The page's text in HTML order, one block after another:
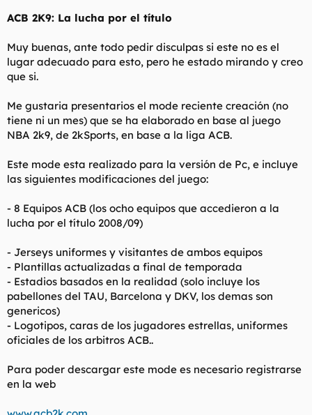
e
a
ACB 2K9: La lucha por el título
Muy buenas, ante todo pedir disculpas si este no es el
lugar adecuado para esto, pero he estado mirando y creo
que si.
Me gustaria presentarios el mode reciente creación (no
tiene ni un mes) que se ha elaborado en base al juego
NBA 2k9, de 2kSports, en base a la liga ACB.
Este mode esta realizado para la versión de Pc, e incluye
las siguientes modificaciones del juego:
- 8 Equipos ACB (los ocho equipos que accedieron a la
lucha por el título 2008/09)
- Jerseys uniformes y visitantes de ambos equipos
- Plantillas actualizadas a final de temporada
- Estadios basados en la realidad (solo incluye los
pabellones del TAU, Barcelona y DKV, los demas son
genericos)
- Logotipos, caras de los jugadores estrellas, uniformes
oficiales de los arbitros ACB..
Para poder descargar este mode es necesario registrarse
en la web